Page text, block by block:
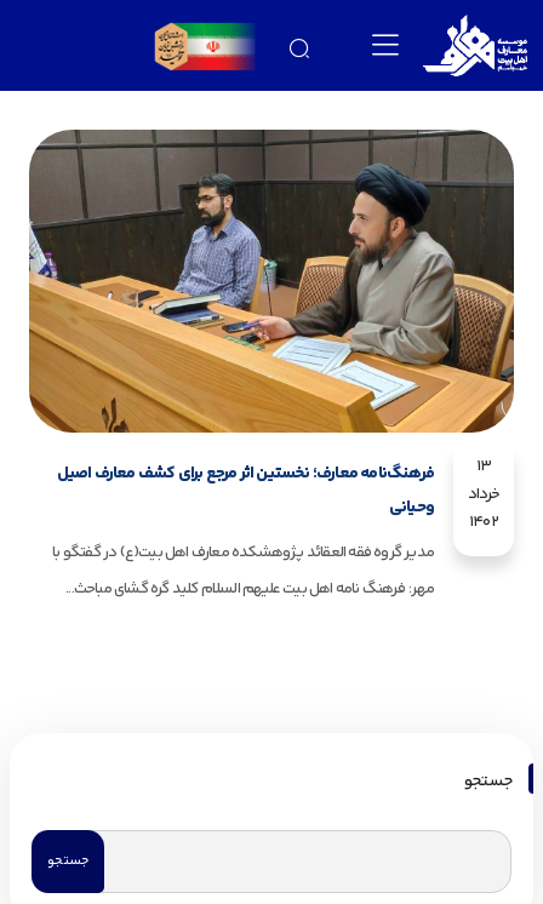
13
خرداد
1402
فرهنگ‌نامه معارف؛ نخستین اثر مرجع برای کشف معارف اصیل
وحیانی
مدیر گروه فقه العقائد پژوهشکده معارف اهل بیت(ع) در گفتگو با
مهر: فرهنگ نامه اهل بیت علیهم السلام کلید گره گشای مباحث...
جستجو